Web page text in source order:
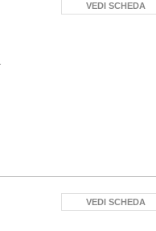
VEDI SCHEDA
VEDI SCHEDA